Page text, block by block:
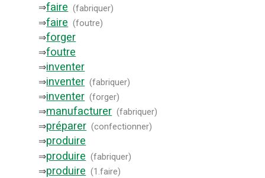
⇒faire (fabriquer)
⇒faire (foutre)
⇒forger
⇒foutre
⇒inventer
⇒inventer (fabriquer)
⇒inventer (forger)
⇒manufacturer (fabriquer)
⇒préparer (confectionner)
⇒produire
⇒produire (fabriquer)
⇒produire (1.faire)